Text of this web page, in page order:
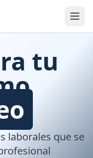
tu
laborales que se